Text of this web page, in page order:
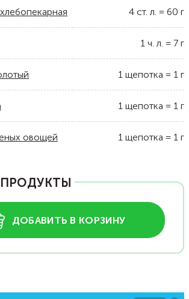
4 ст. л. = 60 г
1 ч. л. = 7 г
1 щепотка = 1 г
1 щепотка = 1 г
овощей 1 щепотка = 1 г
ПРОДУКТЫ
ДОБАВИТЬ В КОРЗИНУ